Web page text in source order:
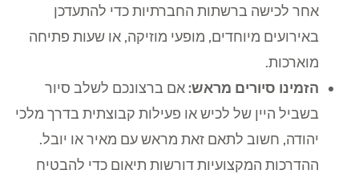
אחר לכישה ברשתות החברתיות כדי להתעדכן
באירועים מיוחדים, מופעי מוזיקה, או שעות פתיחה
מוארכות.
הזמינו סיורים מראש:אם ברצונכם לשלב סיור
בשביל היין של לכיש או פעילות קבוצתית בדרך מלכי
יהודה, חשוב לתאם זאת מראש עם מאיר או יובל.
ההדרכות המקצועיות דורשות תיאום כדי להבטיח